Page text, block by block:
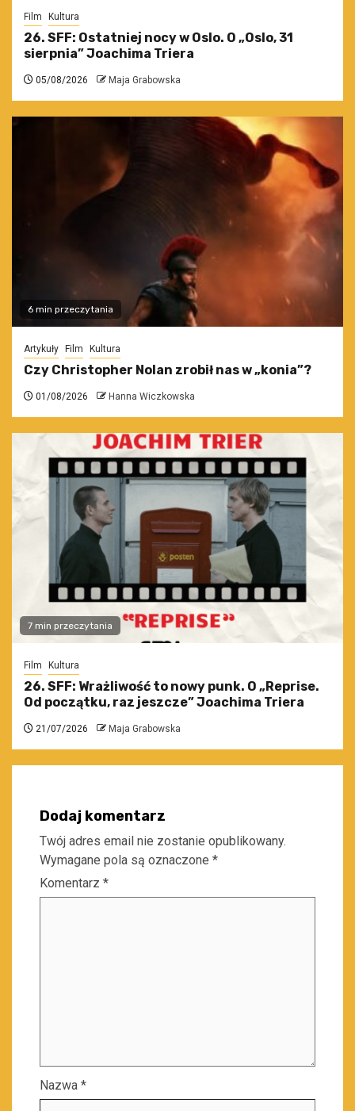
Film Kultura
26. SFF: Ostatniej nocy w Oslo. O „Oslo, 31
sierpnia” Joachima Triera
05/08/2026 Maja Grabowska
6 min przeczytania
Artykuły Film Kultura
Czy Christopher Nolan zrobił nas w „konia”?
01/08/2026 Hanna Wiczkowska
7 min przeczytania
Film Kultura
26. SFF: Wrażliwość to nowy punk. O „Reprise.
Od początku, raz jeszcze” Joachima Triera
21/07/2026 Maja Grabowska
Dodaj komentarz
Twój adres email nie zostanie opublikowany.
Wymagane pola są oznaczone *
Komentarz *
Nazwa *